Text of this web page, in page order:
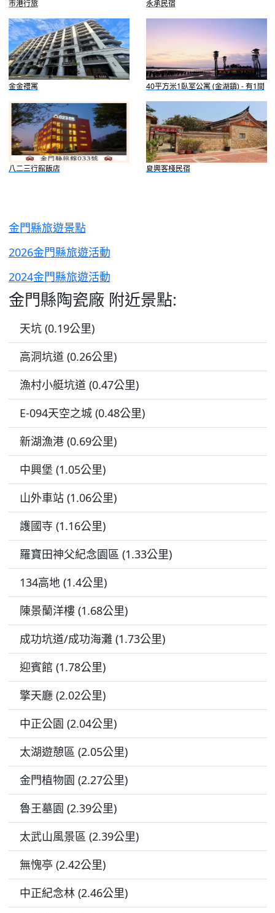
市港行旅 永承民宿
金金禮寓 40平方米1臥室公寓 (金湖鎮) - 有1間
私人浴室
八二三行館飯店 夏興客棧民宿
金門縣旅遊景點
2026金門縣旅遊活動
2024金門縣旅遊活動
金門縣陶瓷廠 附近景點:
天坑 (0.19公里)
高洞坑道 (0.26公里)
漁村小艇坑道 (0.47公里)
E-094天空之城 (0.48公里)
新湖漁港 (0.69公里)
中興堡 (1.05公里)
山外車站 (1.06公里)
護國寺 (1.16公里)
羅寶田神父紀念園區 (1.33公里)
134高地 (1.4公里)
陳景蘭洋樓 (1.68公里)
成功坑道/成功海灘 (1.73公里)
迎賓館 (1.78公里)
擎天廳 (2.02公里)
中正公園 (2.04公里)
太湖遊憩區 (2.05公里)
金門植物園 (2.27公里)
魯王墓園 (2.39公里)
太武山風景區 (2.39公里)
無愧亭 (2.42公里)
中正紀念林 (2.46公里)